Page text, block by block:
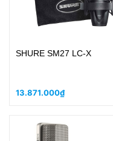
SHURE SM27 LC-X
13.871.000₫